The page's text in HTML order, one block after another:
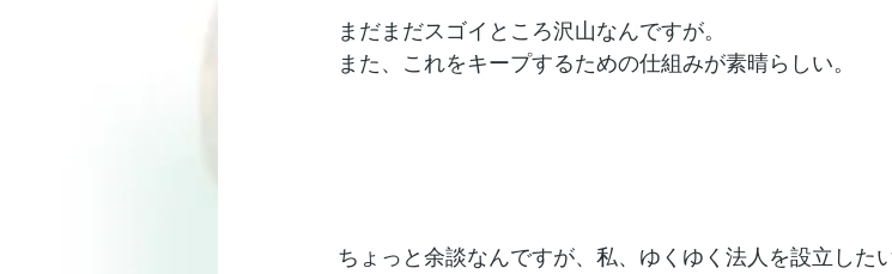
まだまだスゴイところ沢山なんですが。
また、これをキープするための仕組みが素晴らしい。
ちょっと余談なんですが、私、ゆくゆく法人を設立した